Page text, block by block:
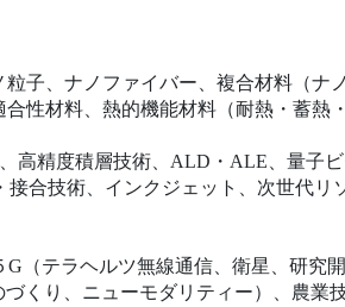
子、ナノファイバー、複合材料（ナ
性材料、熱的機能材料（耐熱・蓄熱
高精度積層技術、ALD・ALE、量子
合技術、インクジェット、次世代リ
（テラヘルツ無線通信、衛星、研究
くり、ニューモダリティー）、農業